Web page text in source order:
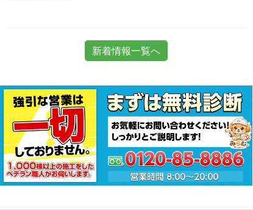
新着情報一覧へ